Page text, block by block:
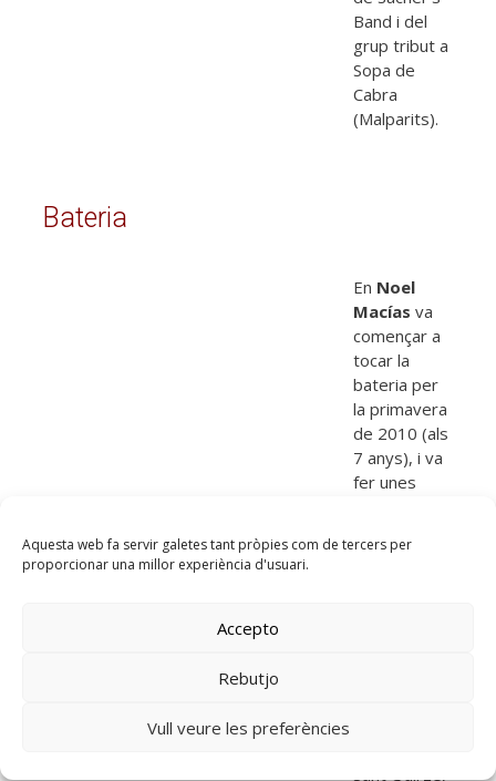
Aquesta web fa servir galetes tant pròpies com de tercers per
proporcionar una millor experiència d'usuari.
Accepto
Rebutjo
Vull veure les preferències
Band i del
grup tribut a
Sopa de
Cabra
(Malparits).
Bateria
En Noel
Macías va
començar a
tocar la
bateria per
la primavera
de 2010 (als
7 anys), i va
fer unes
al final del